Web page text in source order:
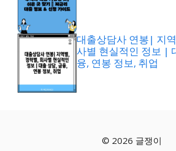
대출상담사 연봉| 지
사별 현실적인 정보 |
융, 연봉 정보, 취업
© 2026 글쟁이